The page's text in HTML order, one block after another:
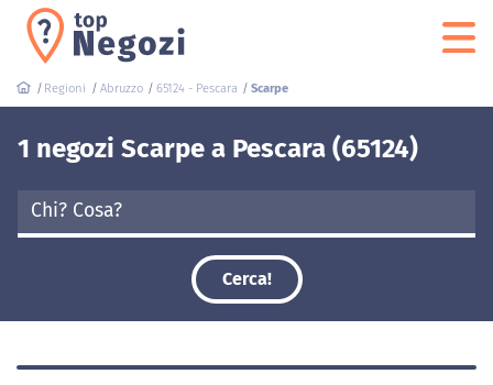
Regioni Abruzzo 65124 - Pescara Scarpe
1 negozi Scarpe a Pescara (65124)
Cerca!